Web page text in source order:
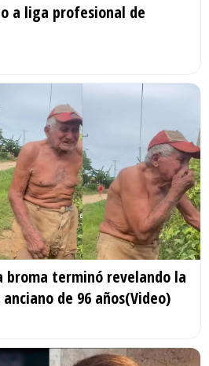
a liga profesional de
broma terminó revelando la
de 96 años(Video)